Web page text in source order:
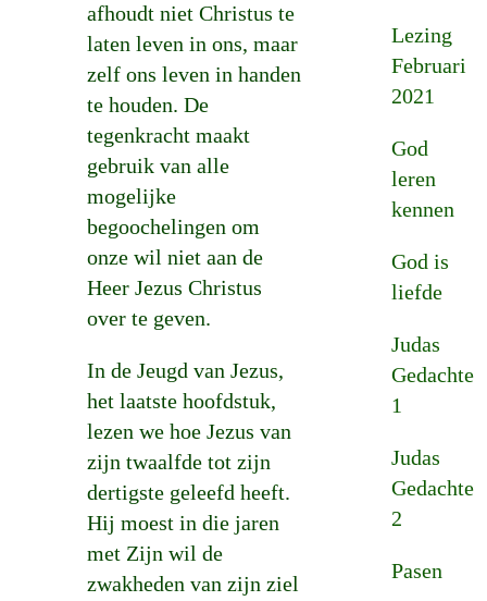
afhoudt niet Christus te
laten leven in ons, maar
zelf ons leven in handen
te houden. De
tegenkracht maakt
gebruik van alle
mogelijke
begoochelingen om
onze wil niet aan de
Heer Jezus Christus
over te geven.
In de Jeugd van Jezus,
het laatste hoofdstuk,
lezen we hoe Jezus van
zijn twaalfde tot zijn
dertigste geleefd heeft.
Hij moest in die jaren
met Zijn wil de
zwakheden van zijn ziel
Lezing
Februari
2021
God
leren
kennen
God is
liefde
Judas
Gedachte
1
Judas
Gedachte
2
Pasen